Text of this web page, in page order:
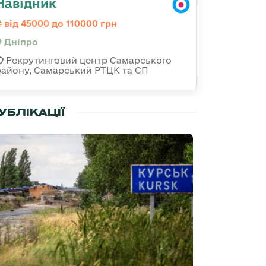
від 45000 до 110000 грн
Дніпро
Рекрутинговий центр Самарського
Самарський РТЦК та СП